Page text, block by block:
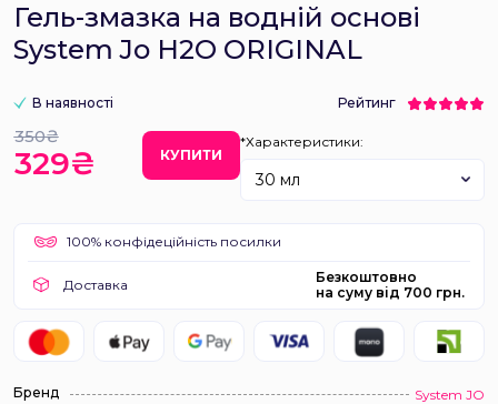
Гель-змазка на водній основі
System Jo H2O ORIGINAL
В наявності Рейтинг
350₴
329₴ КУПИТИ
*Характеристики:
30 мл
100% конфідеційність посилки
Доставка
Безкоштовно
на суму від 700 грн.
Бренд System JO